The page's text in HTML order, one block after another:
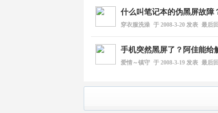
什么叫笔记本的伪黑屏故障
穿衣服洗澡 于 2008-3-20 发表 最后
手机突然黑屏了？阿佳能给
爱情～镇守 于 2008-3-19 发表 最后